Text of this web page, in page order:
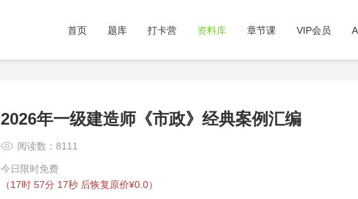
首页 题库 打卡营 资料库 章节课 VIP会员
2026年一级建造师《市政》经典案例汇编
阅读数：8111
今日限时免费
（17时 57分 17秒 后恢复原价¥0.0）